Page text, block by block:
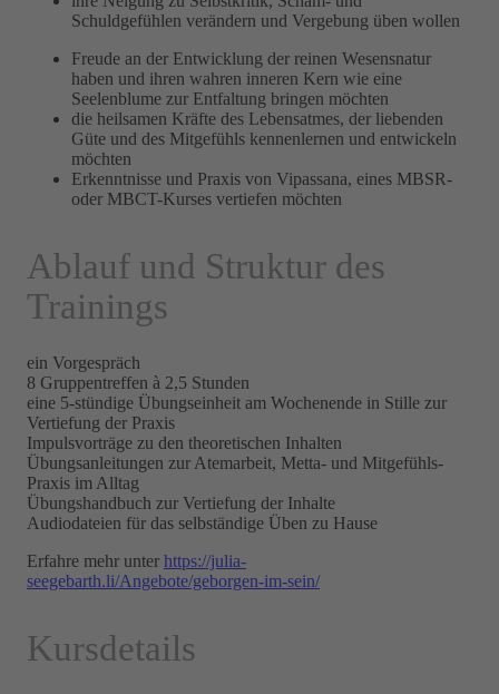
Schuldgefühlen verändern und Vergebung üben wollen
Freude an der Entwicklung der reinen Wesensnatur
haben und ihren wahren inneren Kern wie eine
Seelenblume zur Entfaltung bringen möchten
die heilsamen Kräfte des Lebensatmes, der liebenden
Güte und des Mitgefühls kennenlernen und entwickeln
möchten
Erkenntnisse und Praxis von Vipassana, eines MBSR-
oder MBCT-Kurses vertiefen möchten
Ablauf und Struktur des
Trainings
ein Vorgespräch
8 Gruppentreffen à 2,5 Stunden
eine 5-stündige Übungseinheit am Wochenende in Stille zur
Vertiefung der Praxis
Impulsvorträge zu den theoretischen Inhalten
Übungsanleitungen zur Atemarbeit, Metta- und Mitgefühls-
Praxis im Alltag
Übungshandbuch zur Vertiefung der Inhalte
Audiodateien für das selbständige Üben zu Hause
Erfahre mehr unter https://julia-
seegebarth.li/Angebote/geborgen-im-sein/
Kursdetails